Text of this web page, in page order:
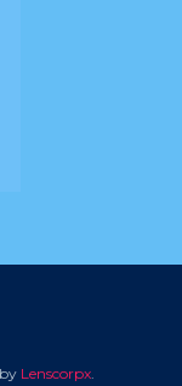
Lenscorpx.